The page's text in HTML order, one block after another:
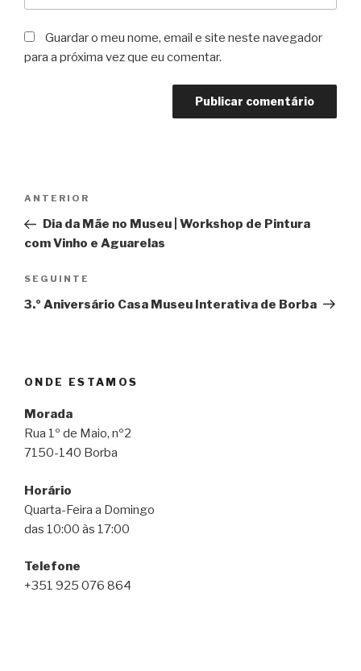
Guardar o meu nome, email e site neste navegador
para a próxima vez que eu comentar.
artigos
Conteúdo
anterior
ANTERIOR
Dia da Mãe no Museu | Workshop de Pintura
com Vinho e Aguarelas
Conteúdo
seguinte
SEGUINTE
3.º Aniversário Casa Museu Interativa de Borba
ONDE ESTAMOS
Morada
Rua 1º de Maio, nº2
7150-140 Borba
Horário
Quarta-Feira a Domingo
das 10:00 às 17:00
Telefone
+351 925 076 864